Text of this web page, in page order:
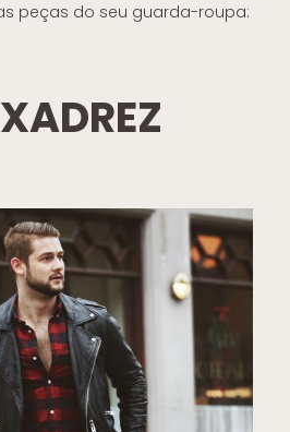
peças do seu guarda-roupa: